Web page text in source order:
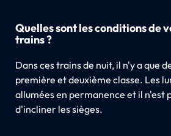
Quelles sont les conditions de
trains ?
Dans ces trains de nuit, il n'y a que
première et deuxième classe. Les
allumées en permanence et il n'est
d'incliner les sièges.